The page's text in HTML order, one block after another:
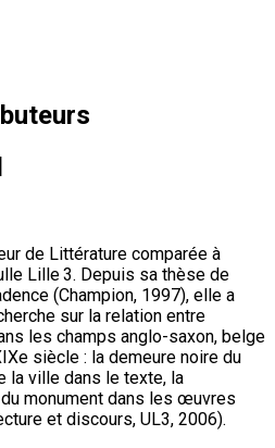
de Littérature comparée à
Lille 3. Depuis sa thèse de
(Champion, 1997), elle a
sur la relation entre
les champs anglo-saxon, belge
siècle : la demeure noire du
la ville dans le texte, la
monument dans les œuvres
et discours, UL3, 2006).